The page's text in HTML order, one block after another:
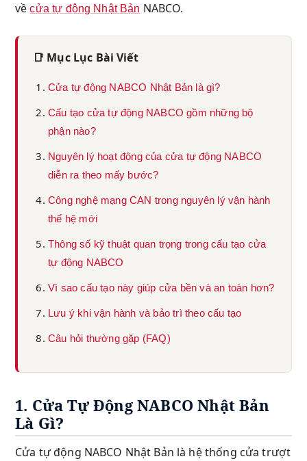
vềcửa tự động Nhật Bản NABCO.
📑 Mục Lục Bài Viết
Cửa tự động NABCO Nhật Bản là gì?
Cấu tạo cửa tự động NABCO gồm những bộ
phận nào?
Nguyên lý hoạt động của cửa tự động NABCO
diễn ra theo mấy bước?
Công nghệ mạng CAN trong nguyên lý vận hành
thế hệ mới
Thông số kỹ thuật quan trọng trong cấu tạo cửa
tự động NABCO
Vì sao cấu tạo này giúp cửa bền và an toàn hơn?
Lưu ý khi vận hành và bảo trì theo cấu tạo
Câu hỏi thường gặp (FAQ)
1. Cửa Tự Động NABCO Nhật Bản
Là Gì?
Cửa tự động NABCO Nhật Bản là hệ thống cửa trượt